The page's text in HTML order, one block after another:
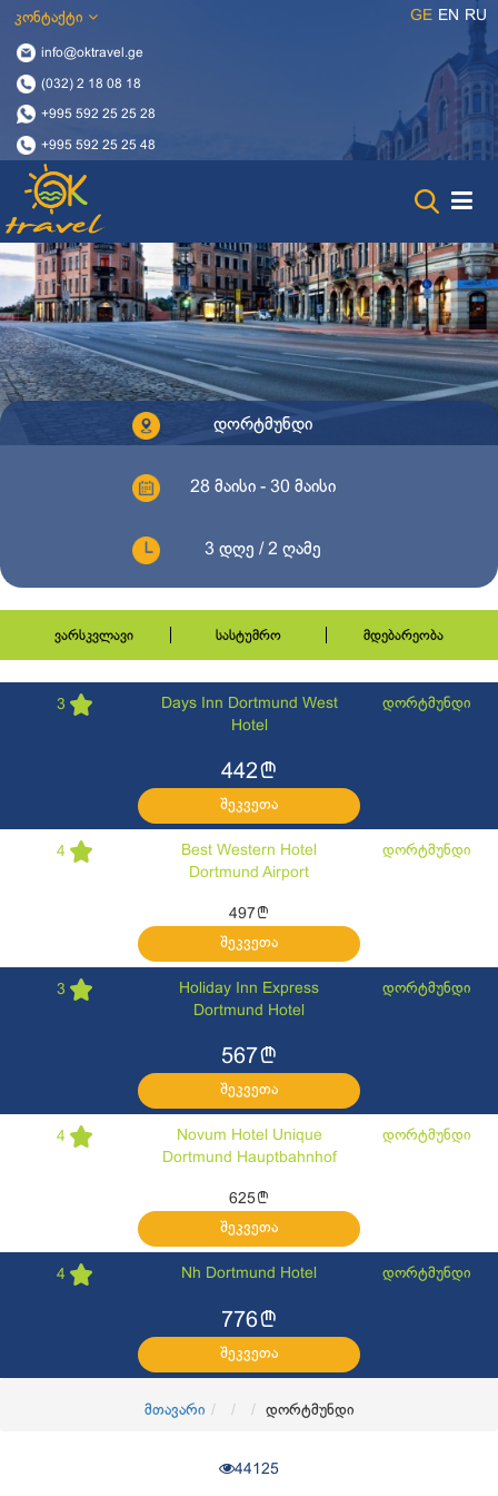
კონტაქტი
info@oktravel.ge
(032) 2 18 08 18
+995 592 25 25 28
+995 592 25 25 48
GE EN RU
დორტმუნდი
28 მაისი - 30 მაისი
3 დღე / 2 ღამე
ვარსკვლავი სასტუმრო მდებარეობა
3
Days Inn Dortmund West
Hotel
დორტმუნდი
442l
შეკვეთა
4
Best Western Hotel
Dortmund Airport
დორტმუნდი
497 l
შეკვეთა
3
Holiday Inn Express
Dortmund Hotel
დორტმუნდი
567l
შეკვეთა
4
Novum Hotel Unique
Dortmund Hauptbahnhof
დორტმუნდი
625l
შეკვეთა
4 Nh Dortmund Hotel დორტმუნდი
776l
შეკვეთა
მთავარი დორტმუნდი
44125